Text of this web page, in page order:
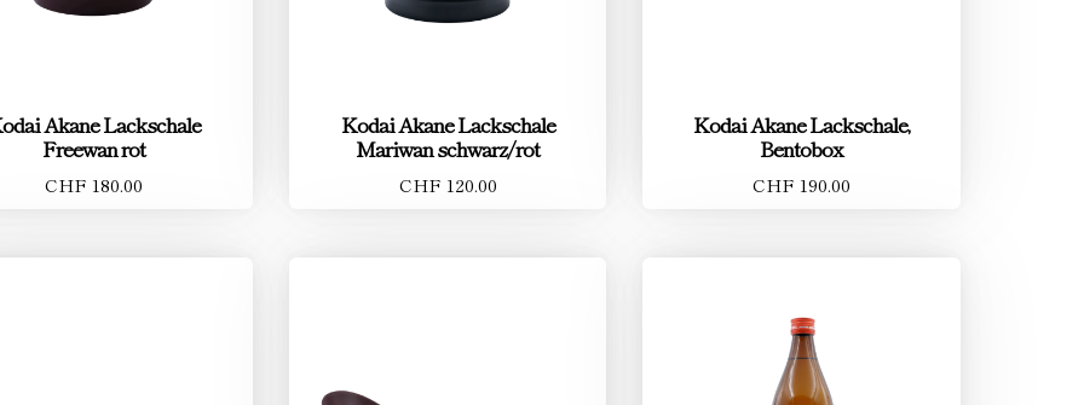
Akane Lackschale
Freewan rot
CHF 180.00
Kodai Akane Lackschale
Mariwan schwarz/rot
CHF 120.00
Kodai Akane Lackschale,
Bentobox
CHF 190.00